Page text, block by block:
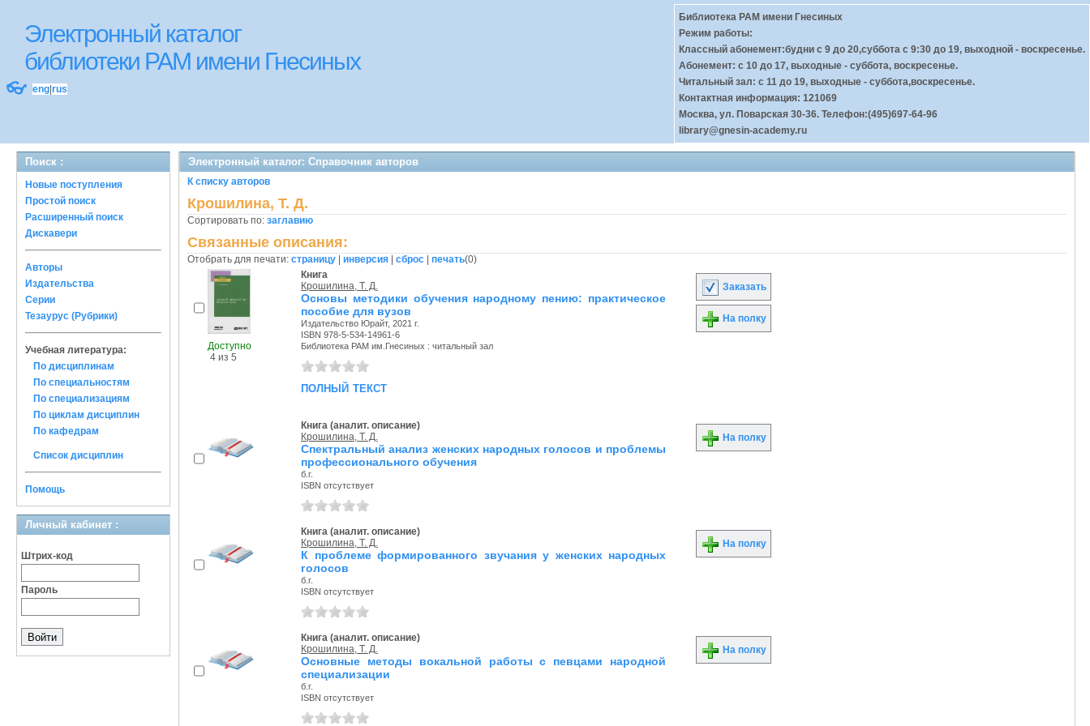
Электронный каталог
библиотеки РАМ имени Гнесиных
👓 eng rus
Библиотека РАМ имени Гнесиных
Режим работы:
Классный абонемент:будни с 9 до 20,суббота с 9:30 до 19, выходной - воскресенье.
Абонемент: с 10 до 17, выходные - суббота, воскресенье.
Читальный зал: с 11 до 19, выходные - суббота,воскресенье.
Контактная информация: 121069
Москва, ул. Поварская 30-36. Телефон:(495)697-64-96
library@gnesin-academy.ru
Поиск :
Новые поступления
Простой поиск
Расширенный поиск
Дискавери
Авторы
Издательства
Серии
Тезаурус (Рубрики)
Учебная литература:
По дисциплинам
По специальностям
По специализациям
По циклам дисциплин
По кафедрам
Список дисциплин
Помощь
Личный кабинет :
Штрих-код
Пароль
Электронный каталог: Справочник авторов
К списку авторов
Крошилина, Т. Д.
Сортировать по: заглавию
Связанные описания:
Отобрать для печати: страницу инверсия сброс печать(0)
Доступно
4 из 5
Книга
Крошилина, Т. Д.
Основы методики обучения народному пению: практическое
пособие для вузов
Издательство Юрайт, 2021 г.
ISBN 978-5-534-14961-6
Библиотека РАМ им.Гнесиных : читальный зал
полный текст
Заказать
На полку
Книга (аналит. описание)
Крошилина, Т. Д.
Спектральный анализ женских народных голосов и проблемы
профессионального обучения
б.г.
ISBN отсутствует
На полку
Книга (аналит. описание)
Крошилина, Т. Д.
К проблеме формированного звучания у женских народных
голосов
б.г.
ISBN отсутствует
На полку
Книга (аналит. описание)
Крошилина, Т. Д.
Основные методы вокальной работы с певцами народной
специализации
б.г.
ISBN отсутствует
На полку